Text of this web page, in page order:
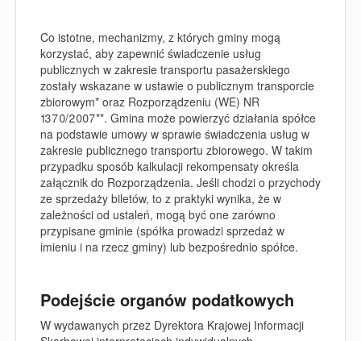
Co istotne, mechanizmy, z których gminy mogą
korzystać, aby zapewnić świadczenie usług
publicznych w zakresie transportu pasażerskiego
zostały wskazane w ustawie o publicznym transporcie
zbiorowym* oraz Rozporządzeniu (WE) NR
1370/2007**. Gmina może powierzyć działania spółce
na podstawie umowy w sprawie świadczenia usług w
zakresie publicznego transportu zbiorowego. W takim
przypadku sposób kalkulacji rekompensaty określa
załącznik do Rozporządzenia. Jeśli chodzi o przychody
ze sprzedaży biletów, to z praktyki wynika, że w
zależności od ustaleń, mogą być one zarówno
przypisane gminie (spółka prowadzi sprzedaż w
imieniu i na rzecz gminy) lub bezpośrednio spółce.
Podejście organów podatkowych
W wydawanych przez Dyrektora Krajowej Informacji